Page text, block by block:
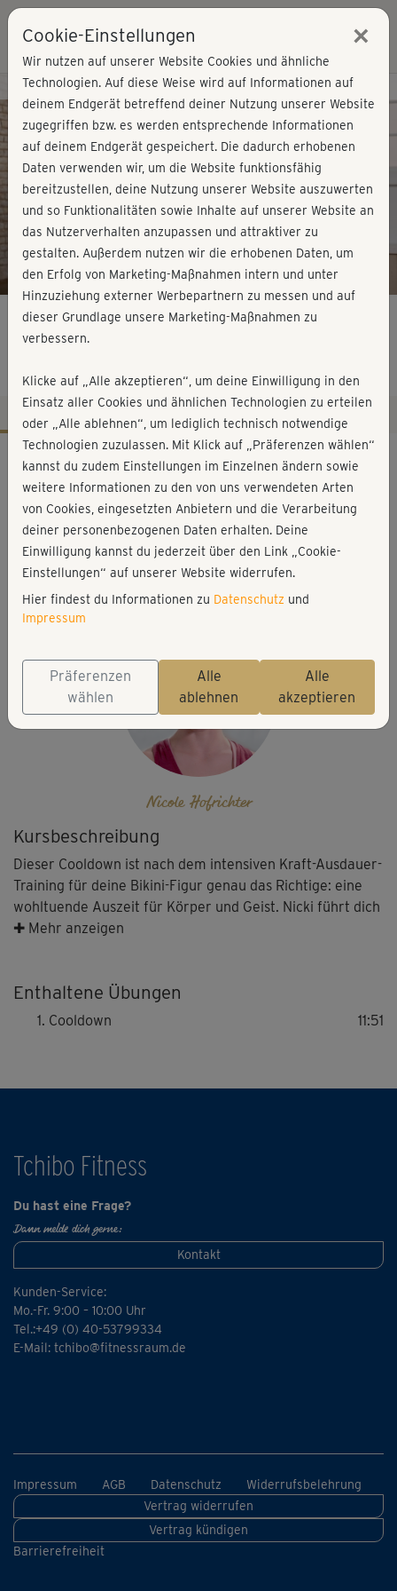
Play
Video
Kursvorschau - Jetzt mitmachen!
Bikinifit mit Nicki - Cooldown
Kursbeschreibung
Dieser Cooldown ist nach dem intensiven Kraft-Ausdauer-
Training für deine Bikini-Figur genau das Richtige: eine
wohltuende Auszeit für Körper und Geist. Nicki führt dich
durch eine sanfte Stretching-Einheit, die deine
✚ Mehr anzeigen
Enthaltene Übungen
Cooldown 11:51
Workout-Facts
mittelschwer
12 Min
35 kcal
Nicole Hofrichter
Matte
Nicole Hofrichter
Tchibo Fitness
Du hast eine Frage?
Dann melde dich gerne:
Kontakt
Kunden-Service:
Mo.-Fr. 9:00 – 10:00 Uhr
Tel.:+49 (0) 40-53799334
E-Mail: tchibo@fitnessraum.de
Impressum AGB Datenschutz
Widerrufsbelehrung
Vertrag widerrufen
Vertrag kündigen
Barrierefreiheit
Cookie-Einstellungen ×
Wir nutzen auf unserer Website Cookies und ähnliche
Technologien. Auf diese Weise wird auf Informationen auf
deinem Endgerät betreffend deiner Nutzung unserer Website
zugegriffen bzw. es werden entsprechende Informationen
auf deinem Endgerät gespeichert. Die dadurch erhobenen
Daten verwenden wir, um die Website funktionsfähig
bereitzustellen, deine Nutzung unserer Website auszuwerten
und so Funktionalitäten sowie Inhalte auf unserer Website an
das Nutzerverhalten anzupassen und attraktiver zu
gestalten. Außerdem nutzen wir die erhobenen Daten, um
den Erfolg von Marketing-Maßnahmen intern und unter
Hinzuziehung externer Werbepartnern zu messen und auf
dieser Grundlage unsere Marketing-Maßnahmen zu
verbessern.
Klicke auf „Alle akzeptieren“, um deine Einwilligung in den
Einsatz aller Cookies und ähnlichen Technologien zu erteilen
oder „Alle ablehnen“, um lediglich technisch notwendige
Technologien zuzulassen. Mit Klick auf „Präferenzen wählen“
kannst du zudem Einstellungen im Einzelnen ändern sowie
weitere Informationen zu den von uns verwendeten Arten
von Cookies, eingesetzten Anbietern und die Verarbeitung
deiner personenbezogenen Daten erhalten. Deine
Einwilligung kannst du jederzeit über den Link „Cookie-
Einstellungen“ auf unserer Website widerrufen.
Hier findest du Informationen zu Datenschutz und
Impressum
Präferenzen
wählen
Alle
ablehnen
Alle
akzeptieren